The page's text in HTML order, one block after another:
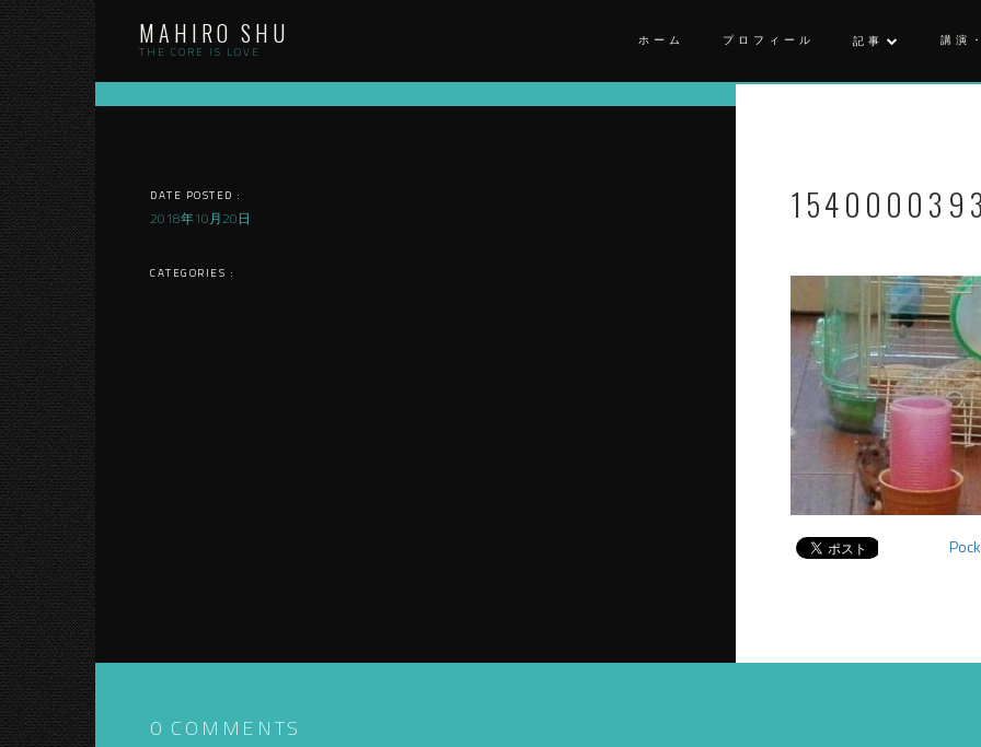
Skip
to
content
MAHIRO SHU
THE CORE IS LOVE
ホーム プロフィール 記事 講演
DATE POSTED :
2018年10月20日
CATEGORIES :
0 COMMENTS